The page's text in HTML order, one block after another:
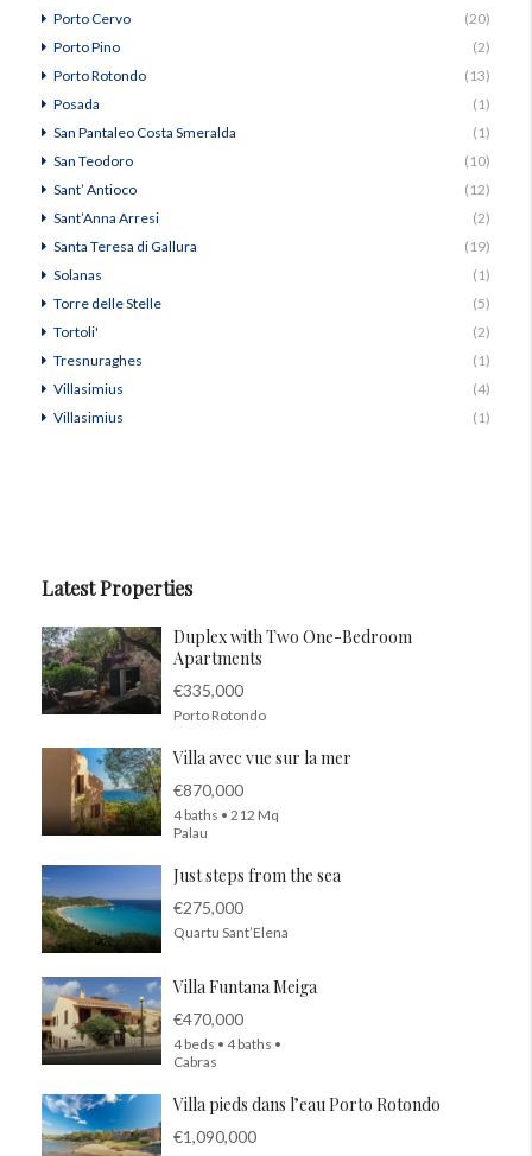
Porto Cervo
(20)
Porto Pino
(2)
Porto Rotondo
(13)
Posada
(1)
San Pantaleo Costa Smeralda
(1)
San Teodoro
(10)
Sant’ Antioco
(12)
Sant’Anna Arresi
(2)
Santa Teresa di Gallura
(19)
Solanas
(1)
Torre delle Stelle
(5)
Tortoli'
(2)
Tresnuraghes
(1)
Villasimius
(4)
Villasimius
(1)
Latest Properties
Duplex with Two One-Bedroom
Apartments
€335,000
Porto Rotondo
Villa avec vue sur la mer
€870,000
4 baths • 212 Mq
Palau
Just steps from the sea
€275,000
Quartu Sant’Elena
Villa Funtana Meiga
€470,000
4 beds • 4 baths •
Cabras
Villa pieds dans l’eau Porto Rotondo
€1,090,000